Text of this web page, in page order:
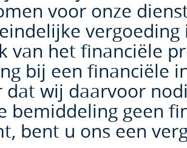
voor onze
van het financiële
bij een financiële
wij daarvoor
bemiddeling geen
bent u ons een